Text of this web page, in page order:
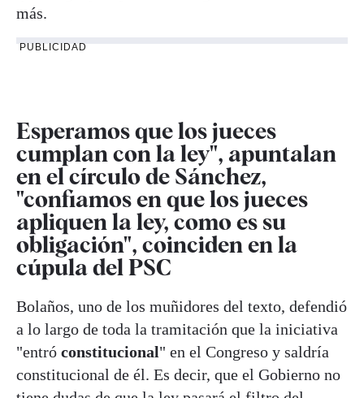
más.
PUBLICIDAD
Esperamos que los jueces
cumplan con la ley", apuntalan
en el círculo de Sánchez,
"confiamos en que los jueces
apliquen la ley, como es su
obligación", coinciden en la
cúpula del PSC
Bolaños, uno de los muñidores del texto, defendió
a lo largo de toda la tramitación que la iniciativa
"entró constitucional" en el Congreso y saldría
constitucional de él. Es decir, que el Gobierno no